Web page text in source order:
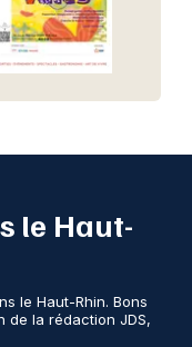
le Haut-
le Haut-Rhin. Bons
de la rédaction JDS,